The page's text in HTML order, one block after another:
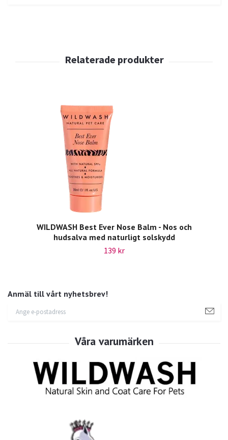
Anmäl till vårt nyhetsbrev!
WILDWASH Best Ever Nose Balm - Nos och
hudsalva med naturligt solskydd
139 kr